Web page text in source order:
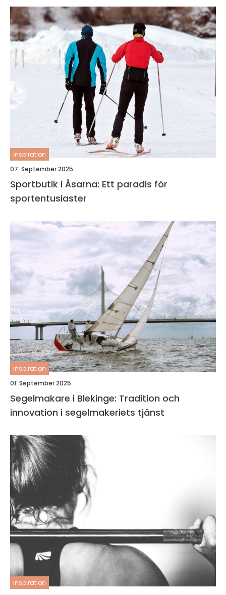
inspiration
07. September 2025
Sportbutik i Åsarna: Ett paradis för
sportentusiaster
inspiration
01. September 2025
Segelmakare i Blekinge: Tradition och
innovation i segelmakeriets tjänst
inspiration